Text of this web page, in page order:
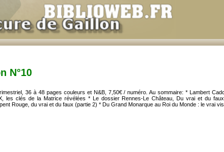
N°10
36 à 48 pages couleurs et N&B, 7,50€ / numéro. Au sommaire: * Lambert
les clés de la Matrice révélées * Le dossier Rennes-Le Château, Du vrai et du
Rouge, du vrai et du faux (partie 2) * Du Grand Monarque au Roi du Monde : le vrai